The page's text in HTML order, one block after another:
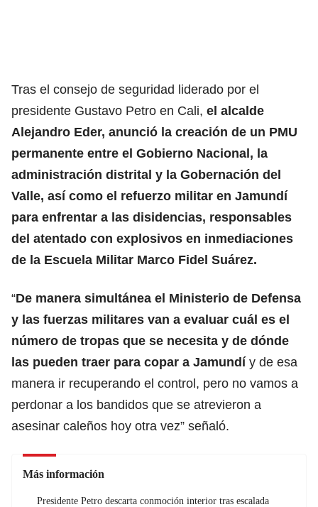
Tras el consejo de seguridad liderado por el
presidente Gustavo Petro en Cali, el alcalde
Alejandro Eder, anunció la creación de un PMU
permanente entre el Gobierno Nacional, la
administración distrital y la Gobernación del
Valle, así como el refuerzo militar en Jamundí
para enfrentar a las disidencias, responsables
del atentado con explosivos en inmediaciones
de la Escuela Militar Marco Fidel Suárez.
“De manera simultánea el Ministerio de Defensa
y las fuerzas militares van a evaluar cuál es el
número de tropas que se necesita y de dónde
las pueden traer para copar a Jamundíy de esa
manera ir recuperando el control, pero no vamos a
perdonar a los bandidos que se atrevieron a
asesinar caleños hoy otra vez” señaló.
Más información
Presidente Petro descarta conmoción interior tras escalada